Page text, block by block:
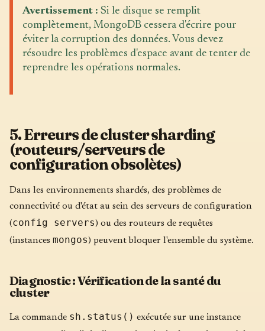
Avertissement : Si le disque se remplit
complètement, MongoDB cessera d'écrire pour
éviter la corruption des données. Vous devez
résoudre les problèmes d'espace avant de tenter de
reprendre les opérations normales.
5. Erreurs de cluster sharding
(routeurs/serveurs de
configuration obsolètes)
Dans les environnements shardés, des problèmes de
connectivité ou d'état au sein des serveurs de configuration
(config servers) ou des routeurs de requêtes
(instances mongos) peuvent bloquer l'ensemble du système.
Diagnostic : Vérification de la santé du
cluster
La commande sh.status() exécutée sur une instance